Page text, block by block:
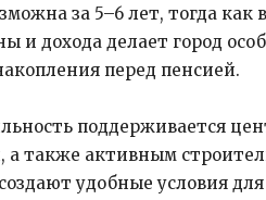
за 5–6 лет, тогда как
и дохода делает город
перед пенсией.
поддерживается
а также активным
удобные условия